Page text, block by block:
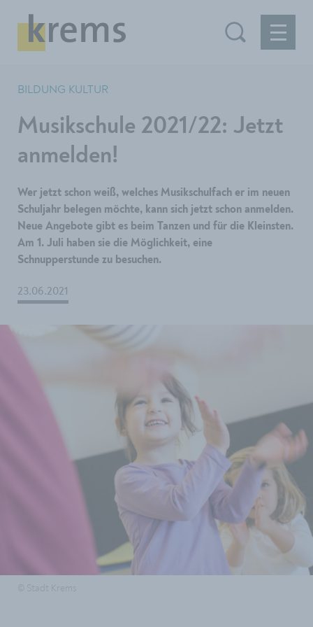
BILDUNG KULTUR
Musikschule 2021/22: Jetzt
anmelden!
Wer jetzt schon weiß, welches Musikschulfach er im neuen
Schuljahr belegen möchte, kann sich jetzt schon anmelden.
Neue Angebote gibt es beim Tanzen und für die Kleinsten.
Am 1. Juli haben sie die Möglichkeit, eine
Schnupperstunde zu besuchen.
23.06.2021